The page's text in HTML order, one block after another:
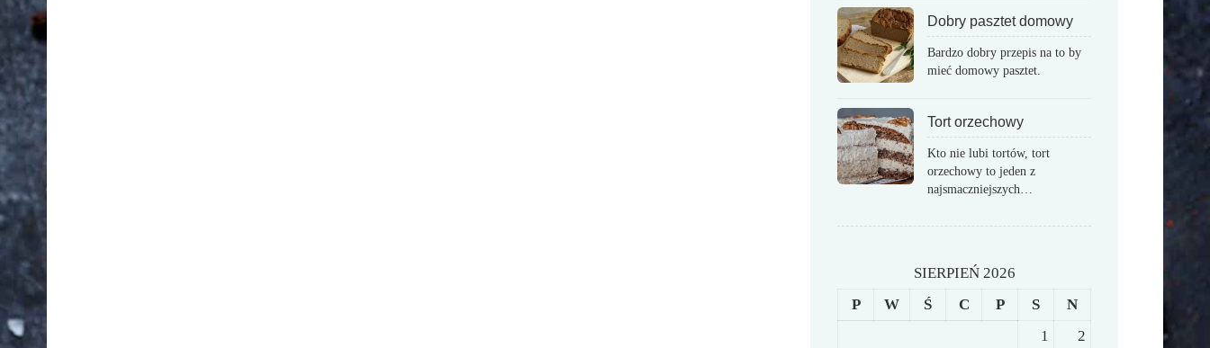
Dobry pasztet domowy
Bardzo dobry przepis na to by
mieć domowy pasztet.
Tort orzechowy
Kto nie lubi tortów, tort
orzechowy to jeden z
najsmaczniejszych…
SIERPIEŃ 2026
P
W Ś C P S
N
1
2